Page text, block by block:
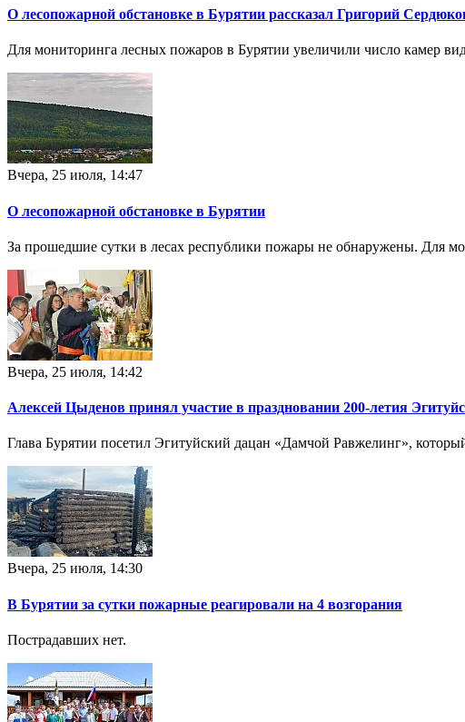
О лесопожарной обстановке в Бурятии рассказал Григорий
Для мониторинга лесных пожаров в Бурятии увеличили число камер
Вчера, 25 июля, 14:47
О лесопожарной обстановке в Бурятии
За прошедшие сутки в лесах республики пожары не обнаружены. Для
Вчера, 25 июля, 14:42
Алексей Цыденов принял участие в праздновании 200-летия
Глава Бурятии посетил Эгитуйский дацан «Дамчой Равжелинг»,
Вчера, 25 июля, 14:30
В Бурятии за сутки пожарные реагировали на 4 возгорания
Пострадавших нет.